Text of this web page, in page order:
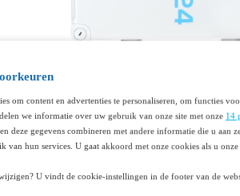
om content en advertenties te personaliseren, om functies
we informatie over uw gebruik van onze site met onze 14
deze gegevens combineren met andere informatie die u aan
van hun services. U gaat akkoord met onze cookies als u
U vindt de cookie-instellingen in de footer van de